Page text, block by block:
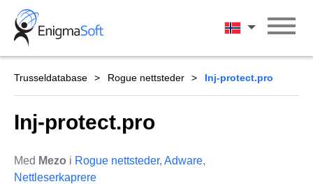
Skip
content
Norsk
Trusseldatabase Rogue nettsteder Inj-protect.pro
Inj-protect.pro
Med Mezo i Rogue nettsteder, Adware,
Nettleserkaprere